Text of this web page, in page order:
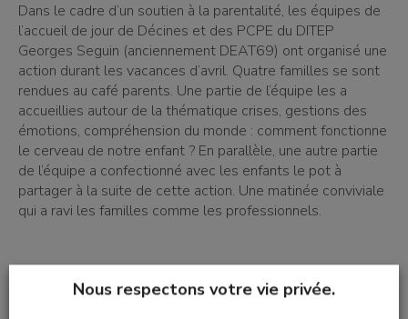
Dans le cadre d’un soutien à la parentalité, les équipes de
l’accueil de jour de Décines et des PCPE du DITEP
Georges Seguin (anciennement DEAT69) ont organisé une
action durant les vacances d’avril. Quatre familles se sont
rendues au café parents. Une partie de l’équipe les a
accueillies autour de la thématique crises, gestions des
émotions, compréhension du monde : comment fonctionne
le cerveau de notre enfant ? En parallèle, une autre partie
de l’équipe a confectionné avec les enfants le pot à
partager à la suite de cette action. Une matinée conviviale
qui a ravi les familles comme les professionnels.
Nous respectons votre vie privée.